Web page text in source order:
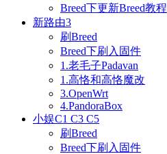
Breed下更新Breed教程
新路由3
刷Breed
Breed下刷入固件
1.老毛子Padavan
1.高恪和高恪魔改
3.OpenWrt
4.PandoraBox
小娱C1 C3 C5
刷Breed
Breed下刷入固件